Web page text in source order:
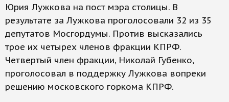
Юрия Лужкова на пост мэра столицы. В
результате за Лужкова проголосовали 32 из 35
депутатов Мосгордумы. Против высказались
трое их четырех членов фракции КПРФ.
Четвертый член фракции, Николай Губенко,
проголосовал в поддержку Лужкова вопреки
решению московского горкома КПРФ.